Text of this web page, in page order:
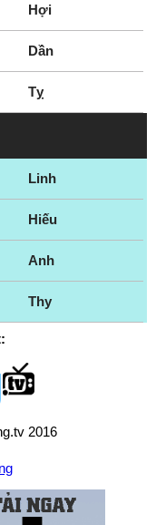
Hợi
Dần
Tỵ
Linh
Hiếu
Anh
Thy
2016